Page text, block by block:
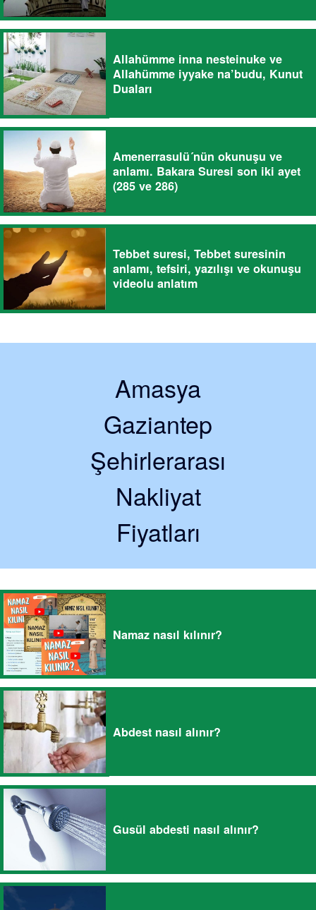
Allahümme inna nesteinuke ve
Allahümme iyyake na’budu, Kunut
Duaları
Amenerrasulü´nün okunuşu ve
anlamı. Bakara Suresi son iki ayet
(285 ve 286)
Tebbet suresi, Tebbet suresinin
anlamı, tefsiri, yazılışı ve okunuşu
videolu anlatım
Amasya
Gaziantep
Şehirlerarası
Nakliyat
Fiyatları
Namaz nasıl kılınır?
Abdest nasıl alınır?
Gusül abdesti nasıl alınır?